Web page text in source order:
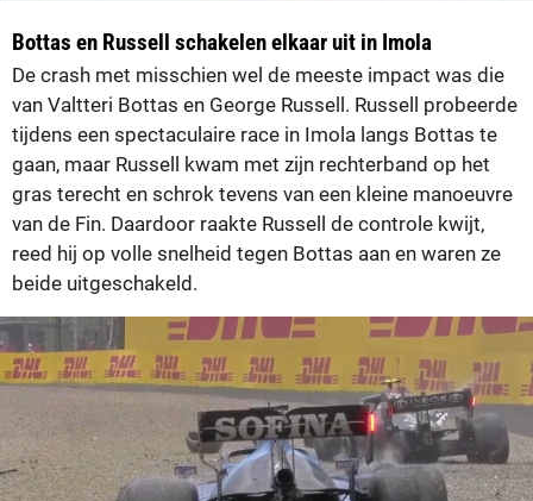
Bottas en Russell schakelen elkaar uit in Imola
De crash met misschien wel de meeste impact was die
van Valtteri Bottas en George Russell. Russell probeerde
tijdens een spectaculaire race in Imola langs Bottas te
gaan, maar Russell kwam met zijn rechterband op het
gras terecht en schrok tevens van een kleine manoeuvre
van de Fin. Daardoor raakte Russell de controle kwijt,
reed hij op volle snelheid tegen Bottas aan en waren ze
beide uitgeschakeld.